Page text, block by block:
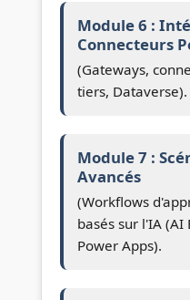
Module 6 :
Connecteurs
(Gateways,
tiers, Dataverse).
Module 7 :
Avancés
(Workflows
basés sur l'IA
Power Apps).